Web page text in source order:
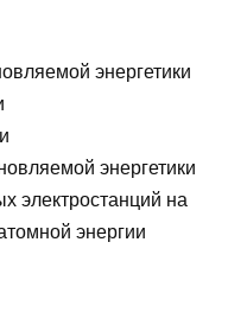
энергетики
энергетики
электростанций на
энергии